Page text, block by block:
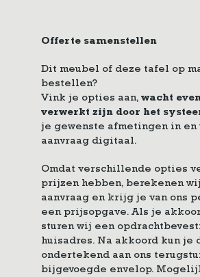
Offerte samenstellen
Dit meubel of deze tafel op
bestellen?
Vink je opties aan, wacht
verwerkt zijn door het
je gewenste afmetingen in en
aanvraag digitaal.
Omdat verschillende opties
prijzen hebben, berekenen
aanvraag en krijg je van ons
een prijsopgave. Als je
sturen wij een
huisadres. Na akkoord kun je
ondertekend aan ons
bijgevoegde envelop.